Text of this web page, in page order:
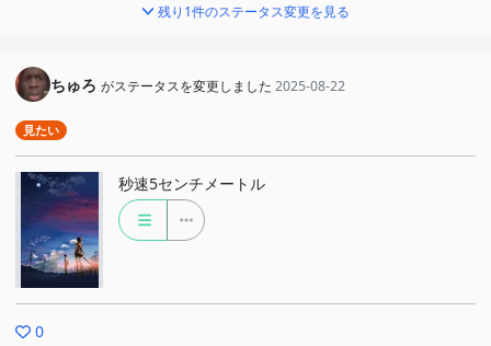
残り1件のステータス変更を見る
ちゅろ がステータスを変更しました 2025-08-22
見たい
秒速5センチメートル
0